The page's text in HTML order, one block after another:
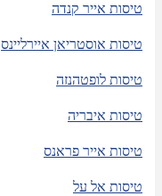
טיסות אייר קנדה
טיסות אוסטריאן איירליינס
טיסות לופטהנזה
טיסות איבריה
טיסות אייר פראנס
טיסות אל על